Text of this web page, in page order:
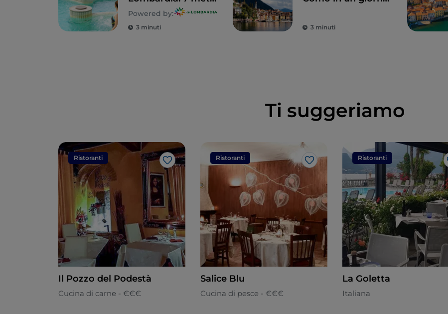
per un detox totale
Powered by:
3 minuti
irrinunciabili
3 minuti
Ti suggeriamo
Ristoranti
Like
Il Pozzo del Podestà
Cucina di carne - €€€
Ristoranti
Like
Salice Blu
Cucina di pesce - €€€
Ristoranti
La Goletta
Italiana